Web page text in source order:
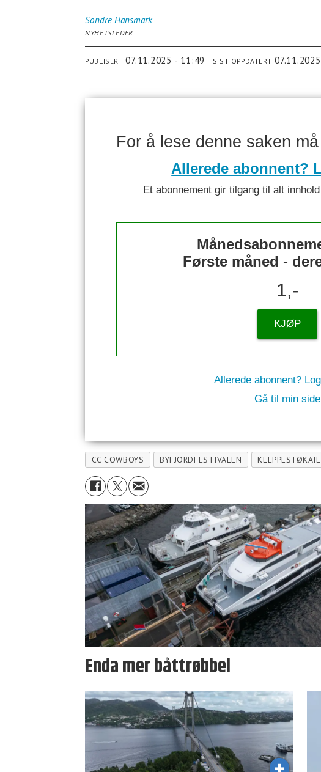
Sondre Hansmark
NYHETSLEDER
PUBLISERT 07.11.2025 - 11:49 SIST OPPDATERT
For å lese denne saken
Allerede abonnent?
Et abonnement gir tilgang til alt
Første måned -
1,-
KJØP
Allerede abonnent?
Gå til min side
CC COWBOYS BYFJORDFESTIVALEN
Enda mer båttrøbbel